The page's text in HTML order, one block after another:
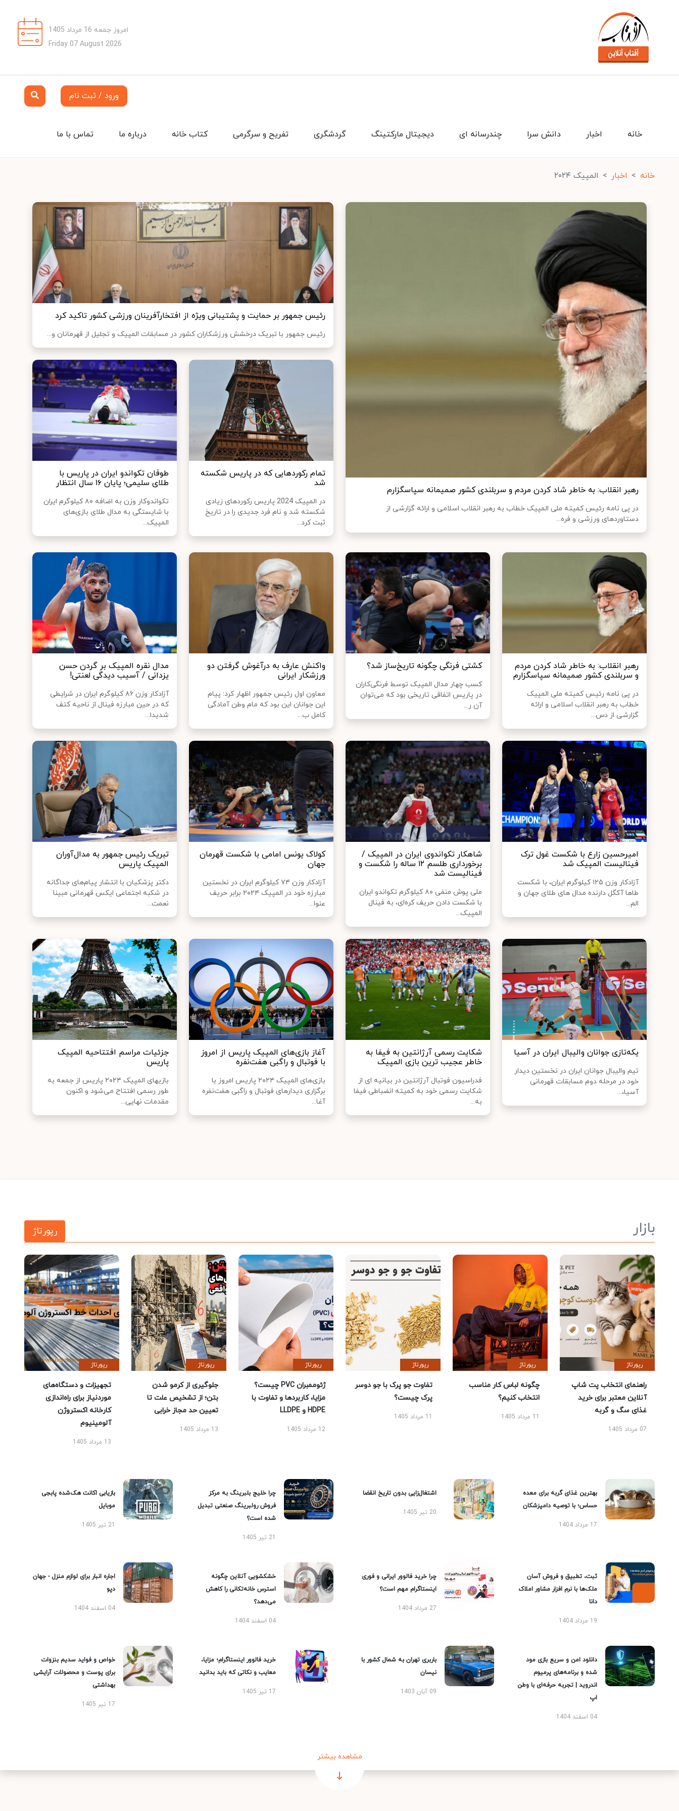
امروز جمعه 16 مرداد 1405
Friday 07 August 2026
ورود / ثبت نام
تماس با ما درباره ما کتاب خانه تفریح و سرگرمی گردشگری دیجیتال مارکتینگ چندرسانه ای دانش سرا اخبار خانه
خانه اخبار المپیک ۲۰۲۴
رهبر انقلاب: به خاطر شاد کردن مردم و سربلندی کشور صمیمانه سپاسگزارم
در پی نامه رئیس کمیته ملی المپیک خطاب به رهبر انقلاب اسلامی و ارائه گزارشی از
دستاوردهای ورزشی و فره...
رئیس جمهور بر حمایت و پشتیبانی ویژه از افتخارآفرینان ورزشی کشور تاکید کرد
رئیس جمهور با تبریک درخشش ورزشکاران کشور در مسابقات المپیک و تجلیل از قهرمانان و...
تمام رکوردهایی که در پاریس شکسته
شد
در المپیک 2024 پاریس رکوردهای زیادی
شکسته شد و نام فرد جدیدی را در تاریخ
ثبت کرد...
طوفان تکواندو ایران در پاریس با
طلای سلیمی؛ پایان ۱۶ سال انتظار
تکواندوکار وزن به اضافه ۸۰ کیلوگرم ایران
با شایستگی به مدال طلای بازی‌های
المپیک...
رهبر انقلاب: به خاطر شاد کردن مردم
و سربلندی کشور صمیمانه سپاسگزارم
در پی نامه رئیس کمیته ملی المپیک
خطاب به رهبر انقلاب اسلامی و ارائه
گزارشی از دس...
کشتی فرنگی چگونه تاریخ‌ساز شد؟
کسب چهار مدال المپیک توسط فرنگی‌کاران
در پاریس اتفاقی تاریخی بود که می‌توان
آن ر...
واکنش عارف به درآغوش گرفتن دو
ورزشکار ایرانی
معاون اول رئیس جمهور اظهار کرد: پیام
این جوانان این بود که مام وطن آمادگی
کامل ب...
مدال نقره المپیک بر گردن حسن
یزدانی / آسیب دیدگی لعنتی!
آزادکار وزن ۸۶ کیلوگرم ایران در شرایطی
که در حین مبارزه فینال از ناحیه کتف
شدیدا...
امیرحسین زارع با شکست غول ترک
فینالیست المپیک شد
آزادکار وزن ۱۲۵ کیلوگرم ایران، با شکست
طاها آکگل دارنده مدال های طلای جهان و
الم...
شاهکار تکواندوی ایران در المپیک /
برخورداری طلسم ۱۲ ساله را شکست و
فینالیست شد
ملی پوش منفی ۸۰ کیلوگرم تکواندو ایران
با شکست دادن حریف کره‌ای، به فینال
المپیک...
کولاک یونس امامی با شکست قهرمان
جهان
آزادکار وزن ۷۴ کیلوگرم ایران در نخستین
مبارزه خود در المپیک ۲۰۲۴ برابر حریف
عنوا...
تبریک رئیس جمهور به مدال‌آوران
المپیک پاریس
دکتر پزشکیان با انتشار پیام‌های جداگانه
در شکبه اجتماعی ایکس قهرمانی مبینا
نعمت...
یکه‌تازی جوانان والیبال ایران در آسیا
تیم والیبال جوانان ایران در نخستین دیدار
خود در مرحله دوم مسابقات قهرمانی
آسیا،...
شکایت رسمی آرژانتین به فیفا به
خاطر عجیب ترین بازی المپیک
فدراسیون فوتبال آرژانتین در بیانیه ای از
شکایت رسمی خود به کمیته انضباطی فیفا
به...
آغاز بازی‌های المپیک پاریس از امروز
با فوتبال و راگبی هفت‌نفره
بازی‌های المپیک ۲۰۲۴ پاریس امروز با
برگزاری دیدارهای فوتبال و راگبی هفت‌نفره
آغا...
جزئیات مراسم افتتاحیه المپیک
پاریس
بازیهای المپیک ۲۰۲۴ پاریس از جمعه به
طور رسمی افتتاح می‌شود و اکنون
مقدمات نهایی...
بازار رپورتاژ
رپورتاژ
راهنمای انتخاب پت شاپ
آنلاین معتبر برای خرید
غذای سگ و گربه
07 مرداد 1405
رپورتاژ
چگونه لباس کار مناسب
انتخاب کنیم؟
11 مرداد 1405
رپورتاژ
تفاوت جو پرک با جو دوسر
پرک چیست؟
11 مرداد 1405
رپورتاژ
ژئوممبران PVC چیست؟
مزایا، کاربردها و تفاوت با
HDPE و LLDPE
12 مرداد 1405
رپورتاژ
جلوگیری از کرمو شدن
بتن؛ از تشخیص علت تا
تعیین حد مجاز خرابی
13 مرداد 1405
رپورتاژ
تجهیزات و دستگاه‌های
موردنیاز برای راه‌اندازی
کارخانه اکستروژن
آلومینیوم
13 مرداد 1405
بهترین غذای گربه برای معده
حساس؛ با توصیه دامپزشکان
17 مرداد 1404
اشتغال‌زایی بدون تاریخ انقضا
20 تیر 1405
چرا خلیج بلبرینگ به مرکز
فروش رولبرینگ صنعتی تبدیل
شده است؟
21 تیر 1405
بازیابی اکانت هک‌شده پابجی
موبایل
21 تیر 1405
ثبت، تطبیق و فروش آسان
ملک‌ها با نرم افزار مشاور املاک
دانا
19 مرداد 1404
چرا خرید فالوور ایرانی و فوری
اینستاگرام مهم است؟
27 مرداد 1404
خشکشویی آنلاین چگونه
استرس خانه‌تکانی را کاهش
می‌دهد؟
04 اسفند 1404
اجاره انبار برای لوازم منزل - جهان
دپو
04 اسفند 1404
دانلود امن و سریع بازی مود
شده و برنامه‌های پرمیوم
اندروید | تجربه حرفه‌ای با وطن
اپ
04 اسفند 1404
باربری تهران به شمال کشور با
نیسان
09 آبان 1403
خرید فالوور اینستاگرام؛ مزایا،
معایب و نکاتی که باید بدانید
17 تیر 1405
خواص و فواید سدیم بنزوات
برای پوست و محصولات آرایشی
بهداشتی
17 تیر 1405
مشاهده بیشتر